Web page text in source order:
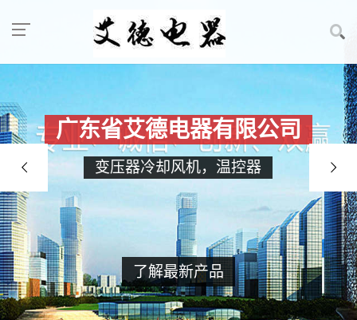
广东省艾德电器有限公司
变压器冷却风机，温控器
了解最新产品